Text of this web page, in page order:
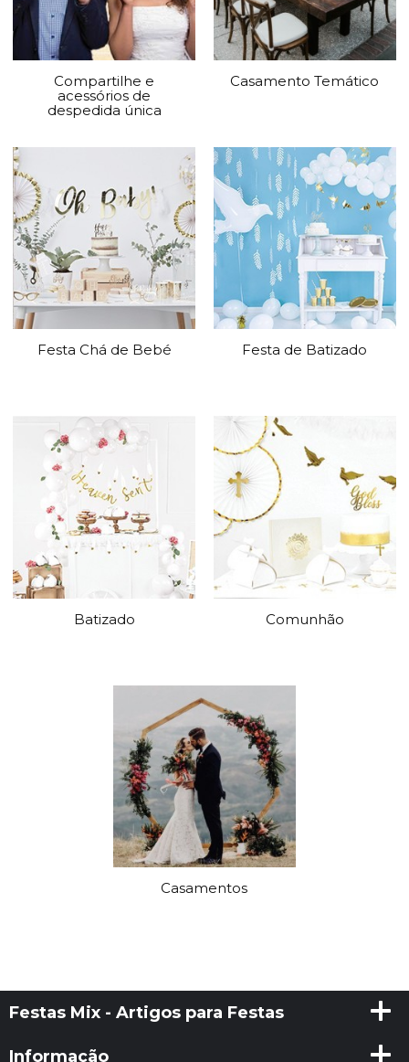
Compartilhe e
acessórios de
despedida única
Casamento Temático
Festa Chá de Bebé Festa de Batizado
Batizado Comunhão
Casamentos
Festas Mix - Artigos para Festas
Informação